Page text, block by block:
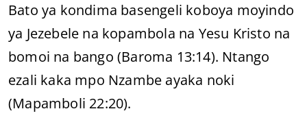
Bato ya kondima basengeli koboya moyindo
ya Jezebele na kopambola na Yesu Kristo na
bomoi na bango (Baroma 13:14). Ntango
ezali kaka mpo Nzambe ayaka noki
(Mapamboli 22:20).